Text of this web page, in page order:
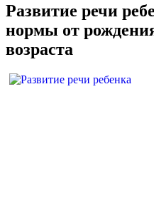
Развитие речи
нормы от
возраста